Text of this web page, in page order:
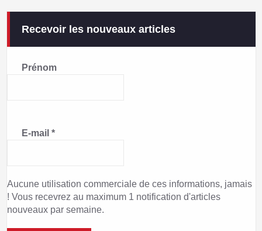
Recevoir les nouveaux articles
Prénom
E-mail *
Aucune utilisation commerciale de ces informations, jamais
! Vous recevrez au maximum 1 notification d'articles
nouveaux par semaine.